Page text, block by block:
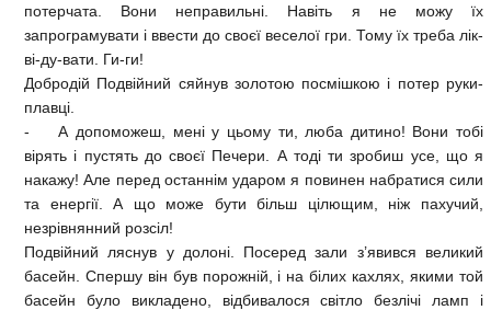
потерчата. Вони неправильні. Навіть я не можу їх
запрограмувати і ввести до своєї веселої гри. Тому їх треба лік-
ві-ду-вати. Ги-ги!
Добродій Подвійний сяйнув золотою посмішкою і потер руки-
плавці.
- А допоможеш, мені у цьому ти, люба дитино! Вони тобі
вірять і пустять до своєї Печери. А тоді ти зробиш усе, що я
накажу! Але перед останнім ударом я повинен набратися сили
та енергії. А що може бути більш цілющим, ніж пахучий,
незрівнянний розсіл!
Подвійний ляснув у долоні. Посеред зали з’явився великий
басейн. Спершу він був порожній, і на білих кахлях, якими той
басейн було викладено, відбивалося світло безлічі ламп і